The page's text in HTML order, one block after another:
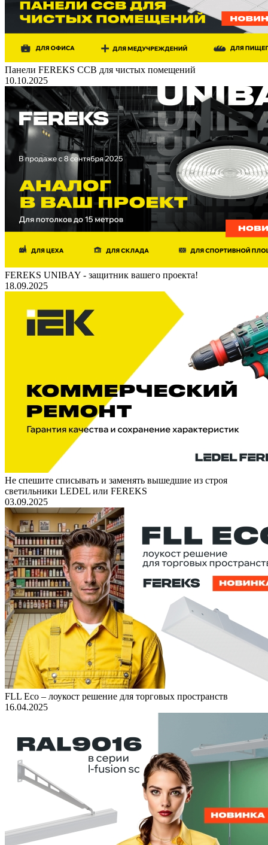
Панели FEREKS ССВ для чистых помещений
10.10.2025
FEREKS UNIBAY - защитник вашего проекта!
18.09.2025
Не спешите списывать и заменять вышедшие из строя
светильники LEDEL или FEREKS
03.09.2025
FLL Eco – лоукост решение для торговых пространств
16.04.2025